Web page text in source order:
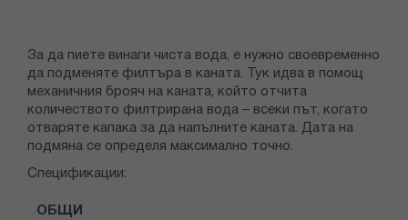
За да пиете винаги чиста вода, е нужно своевременно
да подменяте филтъра в каната. Тук идва в помощ
механичния брояч на каната, който отчита
количеството филтрирана вода – всеки път, когато
отваряте капака за да напълните каната. Дата на
подмяна се определя максимално точно.
Спецификации:
ОБЩИ